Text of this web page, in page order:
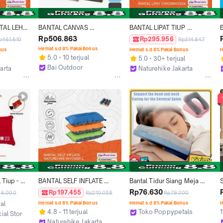
LEHER
BANTAL CANVAS
NATUREHIKE NH21PS002
TRAVELING PORTABLE
LIPAT CAMPING
Rp506.863
Hemat s.d 8% Pakai Bonus
5.0
10 terjual
Bai Outdoor
BANTAL LIPAT TIUP
PORTABLE CAMPING
NATUREHIKE
CNK2300DZ024
Rp295.956 Rp314.847
Hemat s.d 8% Pakai Bonus
5.0
30+ terjual
Naturehike Jakarta
Tiup -
Angin
Leak
Velvet
Store
BANTAL SELF INFLATE
NATUREHIKE NH17A001-L
TRAVELING PORTABLE
CAMPING
Rp197.455 Rp210.058
Hemat s.d 8% Pakai Bonus
4.8
11 terjual
Bantal Tidur Siang Meja
Kantor, Busa Memori U-
Shape Empuk Nyaman
untuk Belajar & Kerja,
Portable Anti Panas
Rp76.630Rp79.000
Hemat s.d 8% Pakai Bonus
Toko Poppypetals